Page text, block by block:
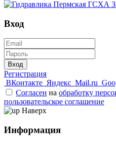
Вход
Вход
Регистрация
ВКонтакте Яндекс Mail.ru
Согласен на обработку
пользовательское соглашение
Наверх
Информация